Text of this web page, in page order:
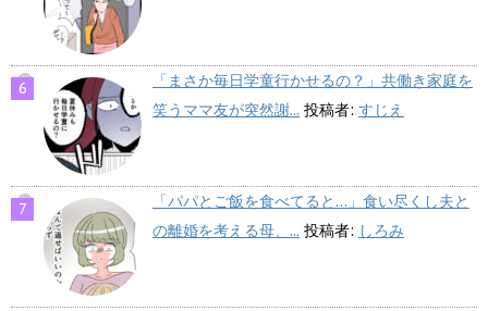
「まさか毎日学童行かせるの？」共働き家庭を
笑うママ友が突然謝... 投稿者: すじえ
「パパとご飯を食べてると…」食い尽くし夫と
の離婚を考える母、... 投稿者: しろみ